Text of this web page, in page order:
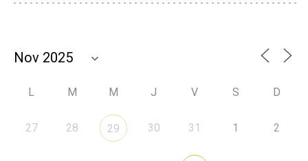
L M M J V S D
27 28 29 30 31 1 2